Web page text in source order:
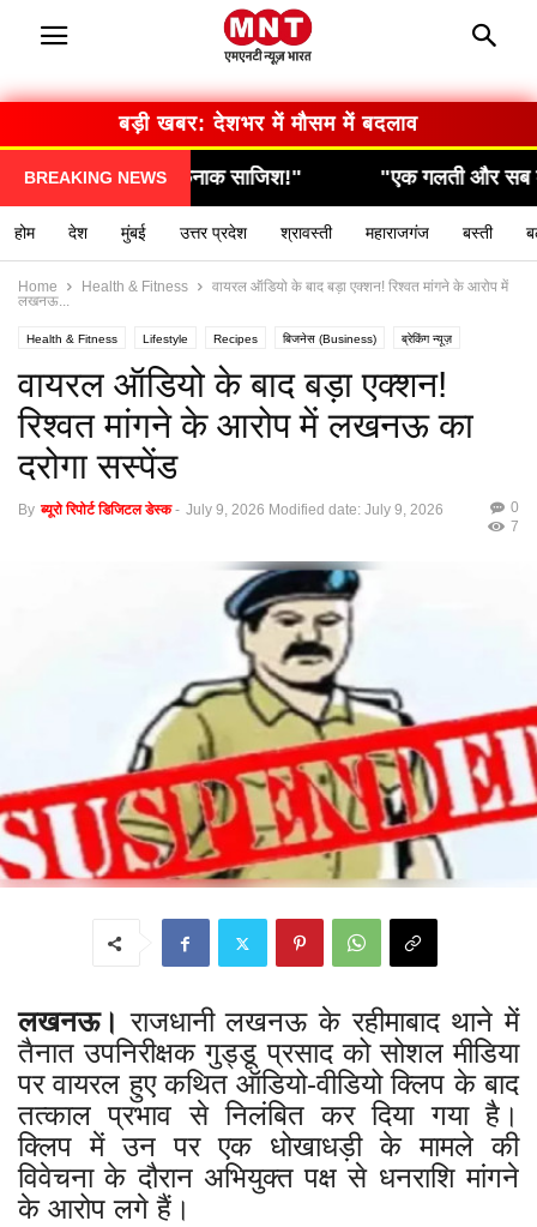
बड़ी खबर: देशभर में मौसम में बदलाव
BREAKING NEWS
"एक गलती और सब कुछ खत्म… देखिए कैसे हुआ हादसा!"
होम देश मुंबई उत्तर प्रदेश श्रावस्ती महाराजगंज बस्ती
Home Health & Fitness
वायरल ऑडियो के बाद बड़ा एक्शन! रिश्वत मांगने के आरोप में
लखनऊ...
Health & Fitness Lifestyle Recipes बिजनेस (Business) ब्रेकिंग न्यूज़
मनोरंजन (Entertainment) राशिफल / ज्योतिष
वायरल ऑडियो के बाद बड़ा एक्शन!
रिश्वत मांगने के आरोप में लखनऊ का
दरोगा सस्पेंड
By ब्यूरो रिपोर्ट डिजिटल डेस्क - July 9, 2026 Modified date: July 9, 2026
0
7
लखनऊ। राजधानी लखनऊ के रहीमाबाद थाने में
तैनात उपनिरीक्षक गुड्डू प्रसाद को सोशल मीडिया
पर वायरल हुए कथित ऑडियो-वीडियो क्लिप के बाद
तत्काल प्रभाव से निलंबित कर दिया गया है।
क्लिप में उन पर एक धोखाधड़ी के मामले की
विवेचना के दौरान अभियुक्त पक्ष से धनराशि मांगने
के आरोप लगे हैं।